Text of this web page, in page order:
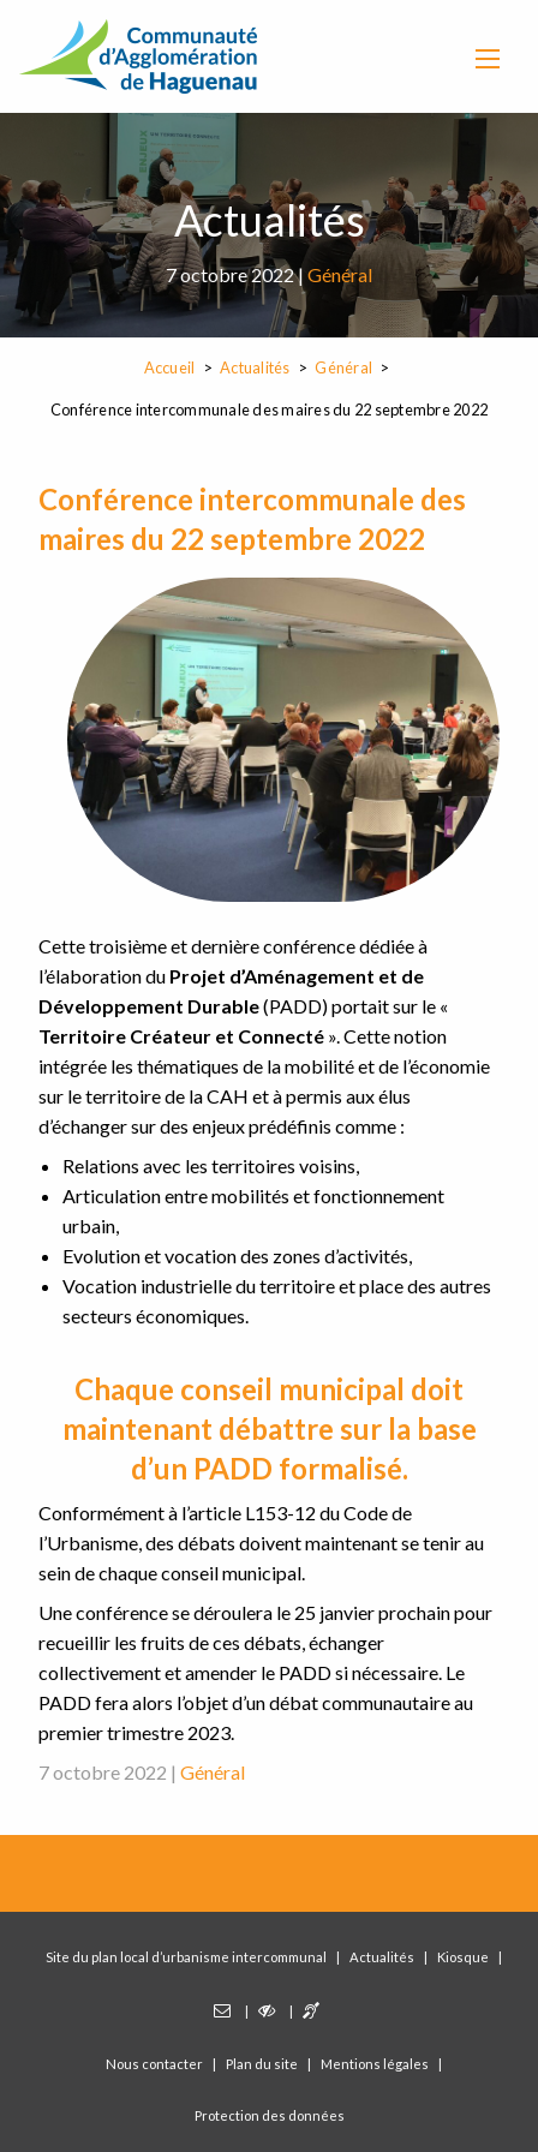
Actualités
7 octobre 2022 | Général
Accueil Actualités Général
Conférence intercommunale des maires du 22 septembre 2022
Conférence intercommunale des
maires du 22 septembre 2022
Cette troisième et dernière conférence dédiée à
l’élaboration du Projet d’Aménagement et de
Développement Durable(PADD) portait sur le «
Territoire Créateur et Connecté ». Cette notion
intégrée les thématiques de la mobilité et de l’économie
sur le territoire de la CAH et à permis aux élus
d’échanger sur des enjeux prédéfinis comme :
Relations avec les territoires voisins,
Articulation entre mobilités et fonctionnement
urbain,
Evolution et vocation des zones d’activités,
Vocation industrielle du territoire et place des autres
secteurs économiques.
Chaque conseil municipal doit
maintenant débattre sur la base
d’un PADD formalisé.
Conformément à l’article L153-12 du Code de
l’Urbanisme, des débats doivent maintenant se tenir au
sein de chaque conseil municipal.
Une conférence se déroulera le 25 janvier prochain pour
recueillir les fruits de ces débats, échanger
collectivement et amender le PADD si nécessaire. Le
PADD fera alors l’objet d’un débat communautaire au
premier trimestre 2023.
7 octobre 2022 | Général
Site du plan local d’urbanisme intercommunal Actualités Kiosque
Nous contacter Plan du site Mentions légales
Protection des données